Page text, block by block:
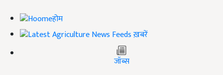
होम
ख़बरें
जॉब्स